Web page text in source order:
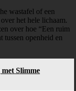
wastafel of een
het hele lichaam.
over hoe “Een ruim
tussen openheid en
Slimme